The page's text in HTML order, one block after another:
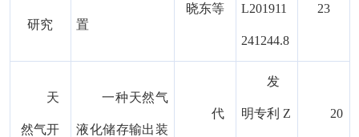
研究 置
晓东等 L201911
241244.8
23
天
然气开
一种天然气
液化储存输出装
代
发
明专利 Z 20